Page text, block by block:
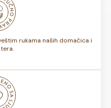
je istaknut na deklaraciji
rukama naših domaćica i